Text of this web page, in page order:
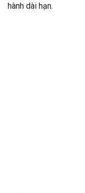
hành dài hạn.